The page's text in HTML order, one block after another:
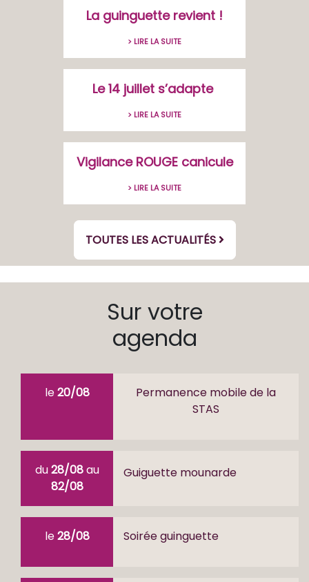
La guinguette revient !
> LIRE LA SUITE
Le 14 juillet s’adapte
> LIRE LA SUITE
Vigilance ROUGE canicule
> LIRE LA SUITE
TOUTES LES ACTUALITÉS
Sur votre
agenda
le20/08
Permanence mobile de la
STAS
du28/08au
82/08
Guiguette mounarde
le28/08 Soirée guinguette